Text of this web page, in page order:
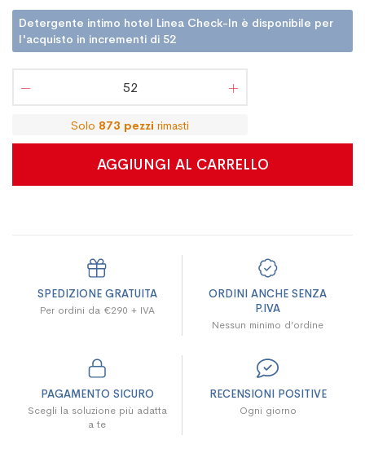
Detergente intimo hotel Linea Check-In è disponibile per
l'acquisto in incrementi di 52
Solo 873 pezzi rimasti
AGGIUNGI AL CARRELLO
SPEDIZIONE GRATUITA
Per ordini da €290 + IVA
ORDINI ANCHE SENZA
P.IVA
Nessun minimo d’ordine
PAGAMENTO SICURO
Scegli la soluzione più adatta
a te
RECENSIONI POSITIVE
Ogni giorno